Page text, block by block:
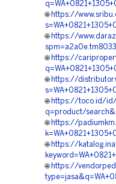
🌐 https://
🌐 https://
🌐 https://
🌐 https://
🌐 https://toco.id/id/
q=product/
🌐 https://
🌐 https://
🌐 https://